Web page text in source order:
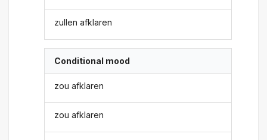
zullen afklaren
Conditional mood
zou afklaren
zou afklaren